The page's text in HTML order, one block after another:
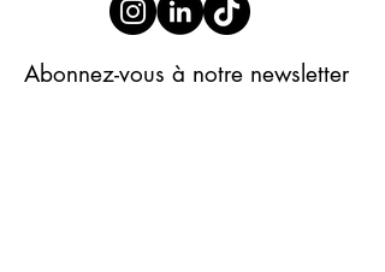
Abonnez-vous à notre newsletter